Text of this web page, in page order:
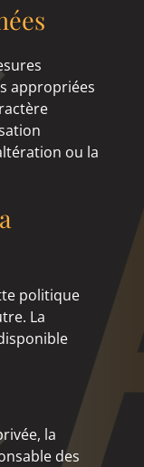
appropriées
ou la
politique
La
la
des